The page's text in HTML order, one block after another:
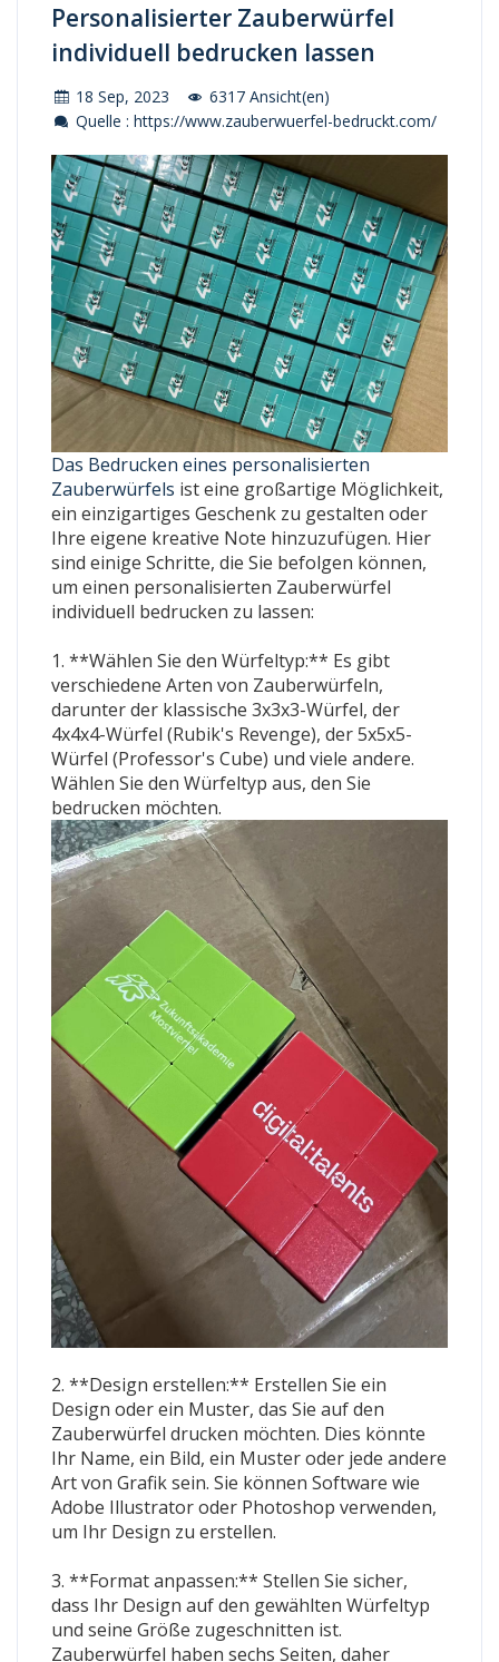
Personalisierter Zauberwürfel
individuell bedrucken lassen
18 Sep, 2023
6317 Ansicht(en)
Quelle : https://www.zauberwuerfel-bedruckt.com/
Das Bedrucken eines personalisierten
Zauberwürfels ist eine großartige Möglichkeit,
ein einzigartiges Geschenk zu gestalten oder
Ihre eigene kreative Note hinzuzufügen. Hier
sind einige Schritte, die Sie befolgen können,
um einen personalisierten Zauberwürfel
individuell bedrucken zu lassen:
1. **Wählen Sie den Würfeltyp:** Es gibt
verschiedene Arten von Zauberwürfeln,
darunter der klassische 3x3x3-Würfel, der
4x4x4-Würfel (Rubik's Revenge), der 5x5x5-
Würfel (Professor's Cube) und viele andere.
Wählen Sie den Würfeltyp aus, den Sie
bedrucken möchten.
2. **Design erstellen:** Erstellen Sie ein
Design oder ein Muster, das Sie auf den
Zauberwürfel drucken möchten. Dies könnte
Ihr Name, ein Bild, ein Muster oder jede andere
Art von Grafik sein. Sie können Software wie
Adobe Illustrator oder Photoshop verwenden,
um Ihr Design zu erstellen.
3. **Format anpassen:** Stellen Sie sicher,
dass Ihr Design auf den gewählten Würfeltyp
und seine Größe zugeschnitten ist.
Zauberwürfel haben sechs Seiten, daher